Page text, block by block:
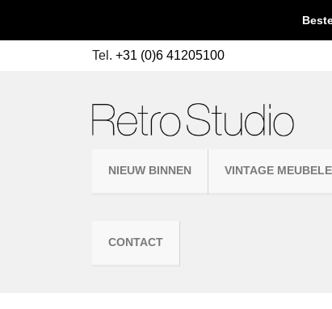
Tel. +31 (0)6 41205100
NIEUW BINNEN VINTAGE
CONTACT